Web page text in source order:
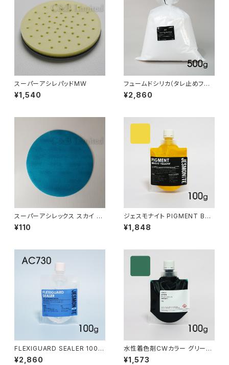
スーパーアシレパッドMW
¥1,540
フュームドシリカ（タレ止めフィラ
ー）500g
¥2,860
スーパーアシレックス スカイ #
360 バラ売り
¥110
ジェスモナイト PIGMENT BRI
GHT YELLOW 100g（着色剤:
黄 100g）
¥1,848
FLEXIGUARD SEALER 100g
【For AC730】
¥2,860
水性着色剤CWカラー グリーン
100g
¥1,573